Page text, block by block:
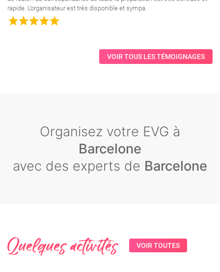
rapide. L’organisateur est très disponible et sympa.
gradegradegradegradegrade
VOIR TOUS LES TÉMOIGNAGES
Organisez votre EVG à
Barcelone
avec des experts de Barcelone
Quelques activités VOIR TOUTES